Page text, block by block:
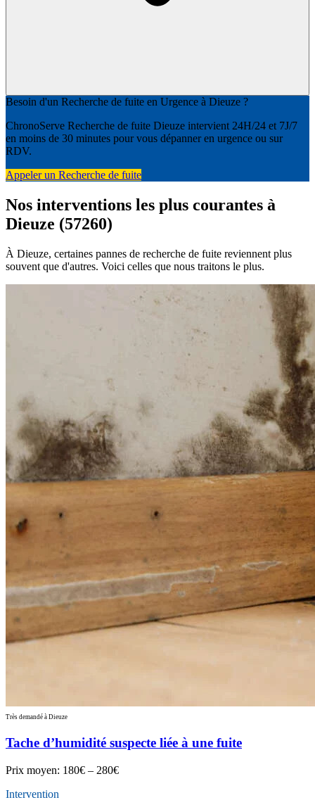
Besoin d'un Recherche de fuite en Urgence à Dieuze ?
ChronoServe Recherche de fuite Dieuze intervient 24H/24 et 7J/7
en moins de 30 minutes pour vous dépanner en urgence ou sur
RDV.
Appeler un Recherche de fuite
Nos interventions les plus courantes à
Dieuze (57260)
À Dieuze, certaines pannes de recherche de fuite reviennent plus
souvent que d'autres. Voici celles que nous traitons le plus.
Très demandé à Dieuze
Tache d’humidité suspecte liée à une fuite
Prix moyen: 180€ – 280€
Intervention